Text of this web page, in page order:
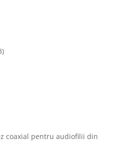
coaxial pentru audiofilii din